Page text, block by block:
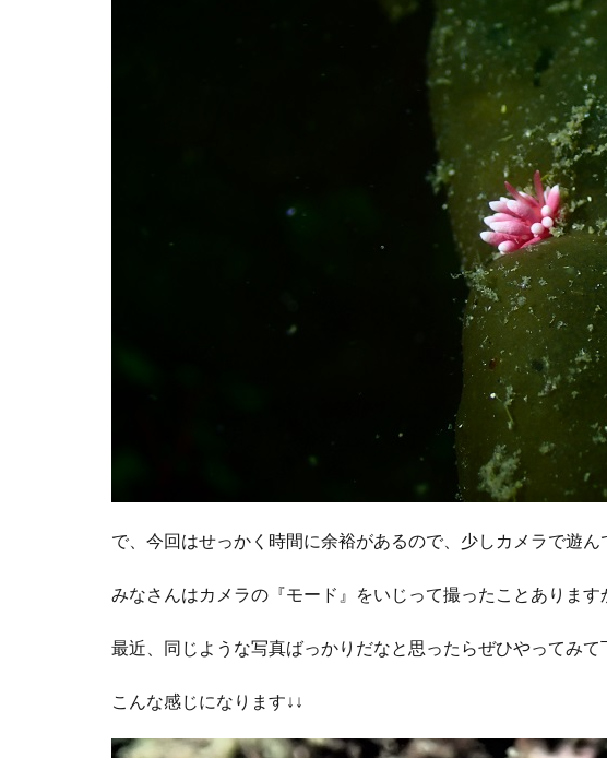
で、今回はせっかく時間に余裕があるので、少しカメラで遊ん
みなさんはカメラの『モード』をいじって撮ったことあります
最近、同じような写真ばっかりだなと思ったらぜひやってみて
こんな感じになります↓↓